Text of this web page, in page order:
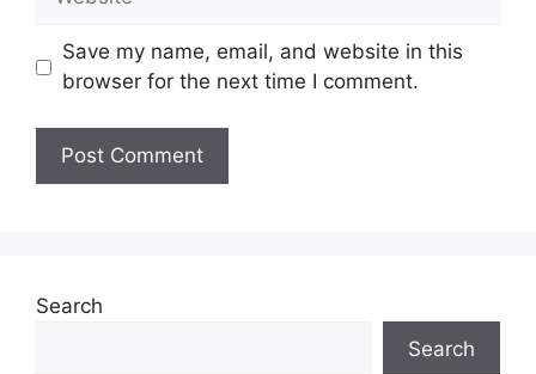
Save my name, email, and website in this
browser for the next time I comment.
Search
Search